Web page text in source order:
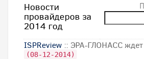
Новости
провайдеров за
2014 год
ISPReview :: ЭРА-ГЛОНАСС ждет
(08-12-2014)